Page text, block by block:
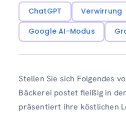
ChatGPT Verwirrung
Google AI-Modus
Stellen Sie sich Folgendes
Bäckerei postet fleißig in
präsentiert ihre köstlichen